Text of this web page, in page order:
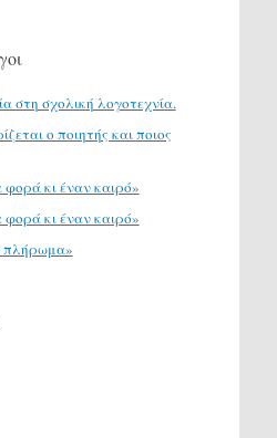
στη σχολική λογοτεχνία.
ο ποιητής και ποιος
κι έναν καιρό»
κι έναν καιρό»